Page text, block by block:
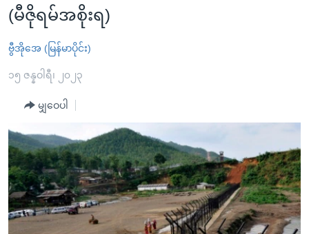
ပင်မ
သို့
ကျော်
ပင်မ
အ
ညွန်း
စာမျက်နှာ
သို့
ကျော်
အမေရိကန်
တရုတ်
အစ္စရေး-ပါလက်စတိုင်း
သတင်းလွတ်လပ်ခွင့်
ရပ်ဝန်းတခု လမ်းတခု အလွန်
အင်္ဂလိပ်စာလေ့လာမယ်
အမေရိကန်သုံးအီဒီယံ
မကြေးမုံရဲ့ အင်္ဂလိပ်စာ
ရုပ်ရှင်ထဲက အင်္ဂလိပ်စာ
သုတပဒေသာ အင်္ဂလိပ်စာ
အပတ်စဉ်ကဏ္ဍများ
ရေဒီယို
ရေဒီယိုနှင့်ရုပ်သံ အချက်အလက်များ
ရေဒီယို/တီဗွီအစီအစဉ်
Learning English
ဗွီအိုအေ လူမှုကွန်ယက်များ
(မီဇိုရမ်အစိုးရ)
ဗွီအိုအေ (မြန်မာပိုင်း)
၁၅ ဇန္နဝါရီ၊ ၂၀၂၃
မျှဝေပါ